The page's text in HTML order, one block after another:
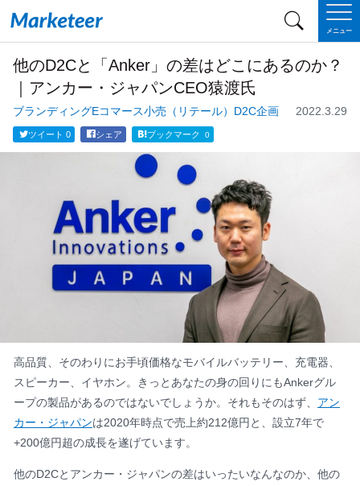
メニュー
他のD2Cと「Anker」の差はどこにあるのか？
｜アンカー・ジャパンCEO猿渡氏
ブランディングEコマース小売（リテール） D2C企画 2022.3.29
ツイート 0 シェア ブックマーク 0
高品質、そのわりにお手頃価格なモバイルバッテリー、充電器、
スピーカー、イヤホン。きっとあなたの身の回りにもAnkerグル
ープの製品があるのではないでしょうか。それもそのはず、 アン
カー・ジャパンは2020年時点で売上約212億円と、設立7年で
+200億円超の成長を遂げています。
他のD2Cとアンカー・ジャパンの差はいったいなんなのか、他の